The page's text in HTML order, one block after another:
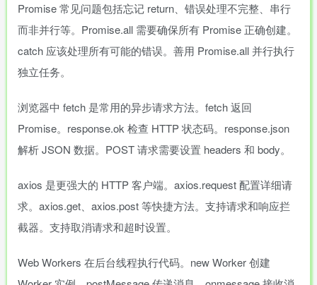
Promise 常见问题包括忘记 return、错误处理不完整、串行
而非并行等。Promise.all 需要确保所有 Promise 正确创建。
catch 应该处理所有可能的错误。善用 Promise.all 并行执行
独立任务。
浏览器中 fetch 是常用的异步请求方法。fetch 返回
Promise。response.ok 检查 HTTP 状态码。response.json
解析 JSON 数据。POST 请求需要设置 headers 和 body。
axios 是更强大的 HTTP 客户端。axios.request 配置详细请
求。axios.get、axios.post 等快捷方法。支持请求和响应拦
截器。支持取消请求和超时设置。
Web Workers 在后台线程执行代码。new Worker 创建